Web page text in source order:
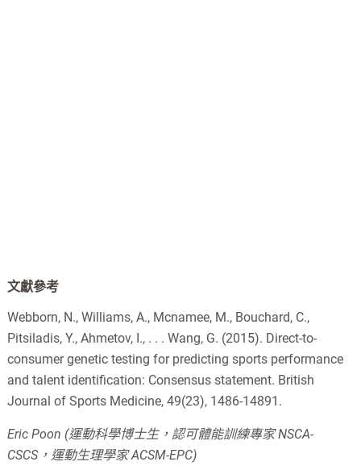
文獻參考
Webborn, N., Williams, A., Mcnamee, M., Bouchard, C.,
Pitsiladis, Y., Ahmetov, I., . . . Wang, G. (2015). Direct-to-
consumer genetic testing for predicting sports performance
and talent identification: Consensus statement. British
Journal of Sports Medicine, 49(23), 1486-14891.
Eric Poon (運動科學博士生，認可體能訓練專家 NSCA-
CSCS，運動生理學家 ACSM-EPC)